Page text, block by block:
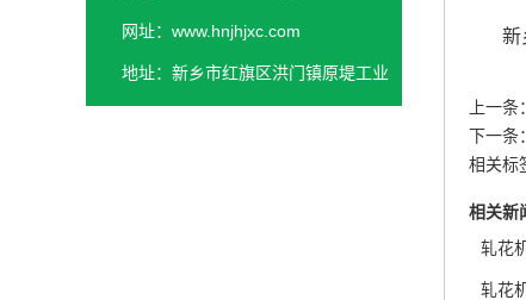
网址：www.hnjhjxc.com
地址：新乡市红旗区洪门镇原堤工业
新
上一条
下一条
相关标
相关新
轧花
轧花